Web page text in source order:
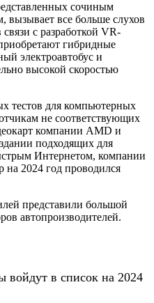
сочиным
вызывает все больше слухов
с разработкой VR-
гибридные
электроавтобус и
высокой скоростью
тестов для компьютерных
не соответствующих
компании AMD и
подходящих для
Интернетом, компании
на 2024 год проводился
представили большой
автопроизводителей.
в список на 2024